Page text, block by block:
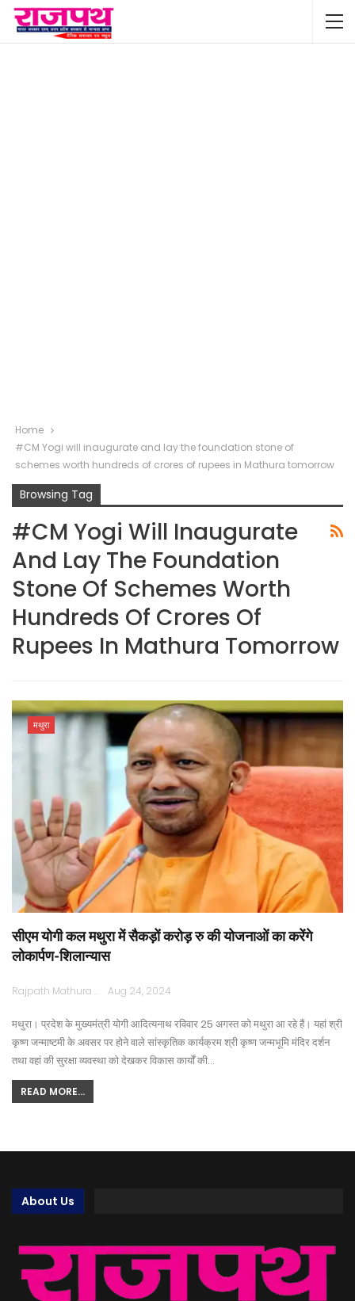
Home
#CM Yogi will inaugurate and lay the foundation stone of
schemes worth hundreds of crores of rupees in Mathura tomorrow
Browsing Tag
#CM Yogi Will Inaugurate
And Lay The Foundation
Stone Of Schemes Worth
Hundreds Of Crores Of
Rupees In Mathura Tomorrow
मथुरा
सीएम योगी कल मथुरा में सैकड़ों करोड़ रु की योजनाओं का करेंगे
लोकार्पण-शिलान्यास
Rajpath Mathura Aug 24, 2024
मथुरा। प्रदेश के मुख्यमंत्री योगी आदित्यनाथ रविवार 25 अगस्त को मथुरा आ रहे हैं। यहां श्री
कृष्ण जन्माष्टमी के अवसर पर होने वाले सांस्कृतिक कार्यक्रम श्री कृष्ण जन्मभूमि मंदिर दर्शन
तथा वहां की सुरक्षा व्यवस्था को देखकर विकास कार्यों की…
READ MORE...
About Us